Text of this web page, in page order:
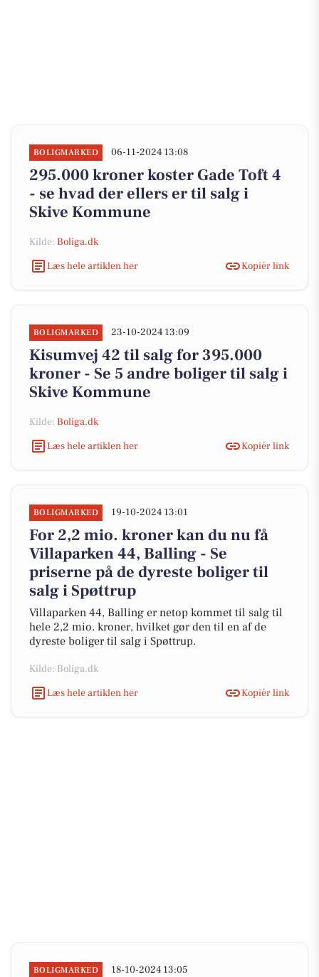
BOLIGMARKED 06-11-2024 13:08
295.000 kroner koster Gade Toft 4
- se hvad der ellers er til salg i
Skive Kommune
Kilde: Boliga.dk
Læs hele artiklen her
Kopiér link
BOLIGMARKED 23-10-2024 13:09
Kisumvej 42 til salg for 395.000
kroner - Se 5 andre boliger til salg i
Skive Kommune
Kilde: Boliga.dk
Læs hele artiklen her
Kopiér link
BOLIGMARKED 19-10-2024 13:01
For 2,2 mio. kroner kan du nu få
Villaparken 44, Balling - Se
priserne på de dyreste boliger til
salg i Spøttrup
Villaparken 44, Balling er netop kommet til salg til
hele 2,2 mio. kroner, hvilket gør den til en af de
dyreste boliger til salg i Spøttrup.
Kilde: Boliga.dk
Læs hele artiklen her
Kopiér link
BOLIGMARKED 18-10-2024 13:05